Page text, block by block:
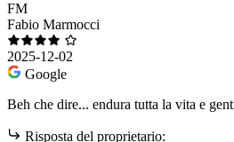
FM
Fabio Marmocci
2025-12-02
Google
Beh che dire... endura tutta la vita e
Risposta del proprietario: